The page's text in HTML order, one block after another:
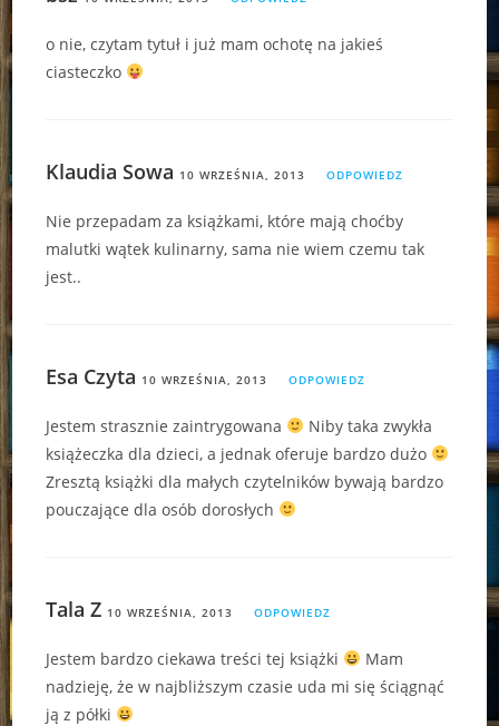
o nie, czytam tytuł i już mam ochotę na jakieś
ciasteczko
Klaudia Sowa 10 WRZEŚNIA, 2013 ODPOWIEDZ
Nie przepadam za książkami, które mają choćby
malutki wątek kulinarny, sama nie wiem czemu tak
jest..
Esa Czyta 10 WRZEŚNIA, 2013 ODPOWIEDZ
Jestem strasznie zaintrygowana
Niby taka zwykła
książeczka dla dzieci, a jednak oferuje bardzo dużo
Zresztą książki dla małych czytelników bywają bardzo
pouczające dla osób dorosłych
Tala Z 10 WRZEŚNIA, 2013 ODPOWIEDZ
Jestem bardzo ciekawa treści tej książki
Mam
nadzieję, że w najbliższym czasie uda mi się ściągnąć
ją z półki